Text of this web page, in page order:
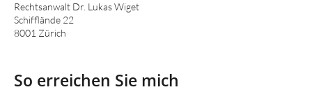
Rechtsanwalt Dr. Lukas Wiget
Schifflände 22
8001 Zürich
So erreichen Sie mich